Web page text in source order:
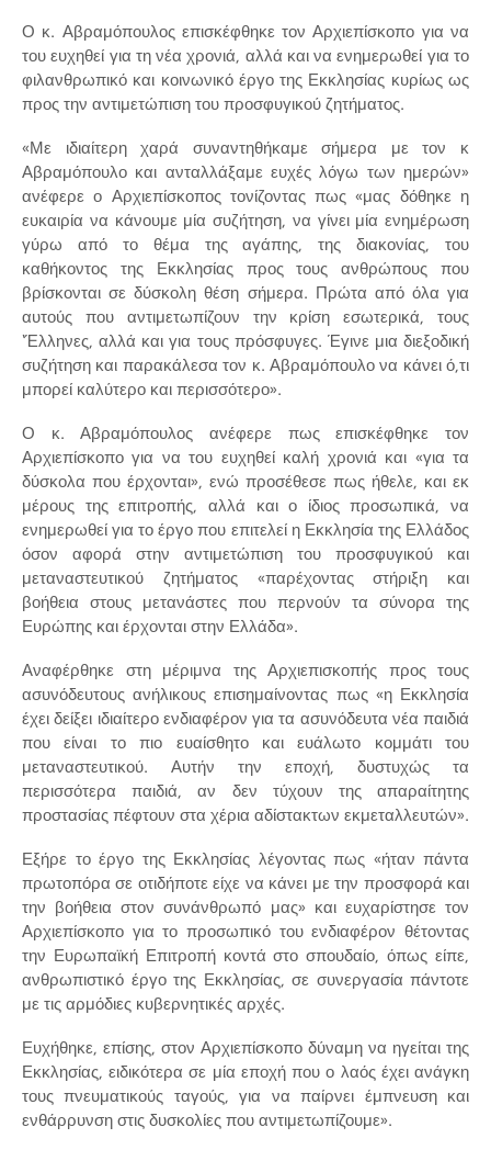
Ο κ. Αβραμόπουλος επισκέφθηκε τον Αρχιεπίσκοπο για να
του ευχηθεί για τη νέα χρονιά, αλλά και να ενημερωθεί για το
φιλανθρωπικό και κοινωνικό έργο της Εκκλησίας κυρίως ως
προς την αντιμετώπιση του προσφυγικού ζητήματος.
«Με ιδιαίτερη χαρά συναντηθήκαμε σήμερα με τον κ
Αβραμόπουλο και ανταλλάξαμε ευχές λόγω των ημερών»
ανέφερε ο Αρχιεπίσκοπος τονίζοντας πως «μας δόθηκε η
ευκαιρία να κάνουμε μία συζήτηση, να γίνει μία ενημέρωση
γύρω από το θέμα της αγάπης, της διακονίας, του
καθήκοντος της Εκκλησίας προς τους ανθρώπους που
βρίσκονται σε δύσκολη θέση σήμερα. Πρώτα από όλα για
αυτούς που αντιμετωπίζουν την κρίση εσωτερικά, τους
‘Έλληνες, αλλά και για τους πρόσφυγες. Έγινε μια διεξοδική
συζήτηση και παρακάλεσα τον κ. Αβραμόπουλο να κάνει ό,τι
μπορεί καλύτερο και περισσότερο».
Ο κ. Αβραμόπουλος ανέφερε πως επισκέφθηκε τον
Αρχιεπίσκοπο για να του ευχηθεί καλή χρονιά και «για τα
δύσκολα που έρχονται», ενώ προσέθεσε πως ήθελε, και εκ
μέρους της επιτροπής, αλλά και ο ίδιος προσωπικά, να
ενημερωθεί για το έργο που επιτελεί η Εκκλησία της Ελλάδος
όσον αφορά στην αντιμετώπιση του προσφυγικού και
μεταναστευτικού ζητήματος «παρέχοντας στήριξη και
βοήθεια στους μετανάστες που περνούν τα σύνορα της
Ευρώπης και έρχονται στην Ελλάδα».
Αναφέρθηκε στη μέριμνα της Αρχιεπισκοπής προς τους
ασυνόδευτους ανήλικους επισημαίνοντας πως «η Εκκλησία
έχει δείξει ιδιαίτερο ενδιαφέρον για τα ασυνόδευτα νέα παιδιά
που είναι το πιο ευαίσθητο και ευάλωτο κομμάτι του
μεταναστευτικού. Αυτήν την εποχή, δυστυχώς τα
περισσότερα παιδιά, αν δεν τύχουν της απαραίτητης
προστασίας πέφτουν στα χέρια αδίστακτων εκμεταλλευτών».
Εξήρε το έργο της Εκκλησίας λέγοντας πως «ήταν πάντα
πρωτοπόρα σε οτιδήποτε είχε να κάνει με την προσφορά και
την βοήθεια στον συνάνθρωπό μας» και ευχαρίστησε τον
Αρχιεπίσκοπο για το προσωπικό του ενδιαφέρον θέτοντας
την Ευρωπαϊκή Επιτροπή κοντά στο σπουδαίο, όπως είπε,
ανθρωπιστικό έργο της Εκκλησίας, σε συνεργασία πάντοτε
με τις αρμόδιες κυβερνητικές αρχές.
Ευχήθηκε, επίσης, στον Αρχιεπίσκοπο δύναμη να ηγείται της
Εκκλησίας, ειδικότερα σε μία εποχή που ο λαός έχει ανάγκη
τους πνευματικούς ταγούς, για να παίρνει έμπνευση και
ενθάρρυνση στις δυσκολίες που αντιμετωπίζουμε».